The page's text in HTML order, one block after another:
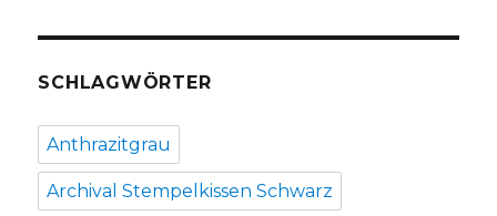
SCHLAGWÖRTER
Anthrazitgrau
Archival Stempelkissen Schwarz